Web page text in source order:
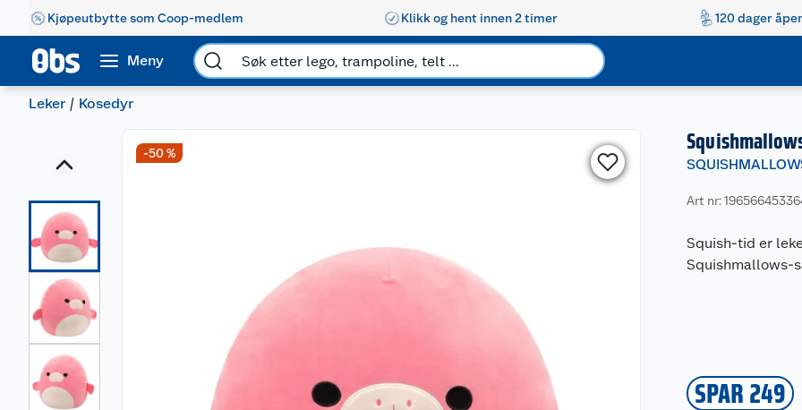
Kjøpeutbytte som Coop-medlem Klikk og hent innen 2 timer 120 dager
Meny
Leker Kosedyr
-50 %
Art nr:
Squish-tid er
Squishmallows-
SPAR 249